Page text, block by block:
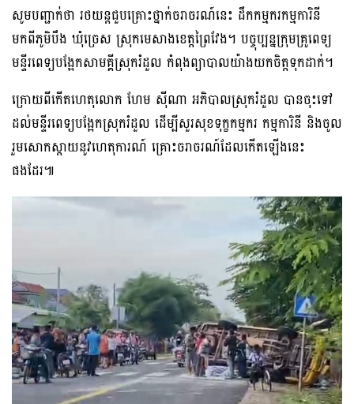
សូមបញ្ជាក់ថា រថយន្តជួបគ្រោះថ្នាក់ចរាចរណ៍នេះ ដឹកកម្មករកម្មការិនី
មកពីភូមិបឹង ឃុំច្រេស ស្រុកមេសាងខេត្តព្រៃវែង។ បច្ចុប្បន្នក្រុមគ្រូពេទ្យ
មន្ទីរពេទ្យបង្អែកសាមគ្គីស្រុករំដួល កំពុងព្យាបាលយ៉ាងយកចិត្តទុកដាក់។
ក្រោយពីកើតហេតុលោក ហែម ស៊ីណា អភិបាលស្រុករំដួល បានចុះទៅ
ដល់មន្ទីរពេទ្យបង្អែកស្រុករំដួល ដើម្បីសួរសុខទុក្ខកម្មករ កម្មការិនី និងចូល
រួមសោកស្ដាយនូវហេតុការណ៍ គ្រោះចរាចរណ៍ដែលកើតឡើងនេះ
ផងដែរ៕